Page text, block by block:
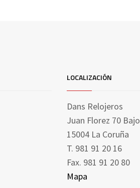
LOCALIZACIÓN
Dans Relojeros
Juan Florez 70 Bajo
15004 La Coruña
T. 981 91 20 16
Fax. 981 91 20 80
Mapa